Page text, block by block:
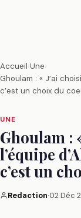
Accueil›Une›
Ghoulam : « J’ai
c’est un choix du
UNE
Ghoulam :
l’équipe
c’est un
Redaction·02 Déc